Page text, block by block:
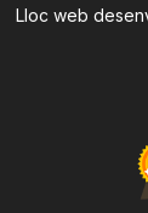
Lloc web